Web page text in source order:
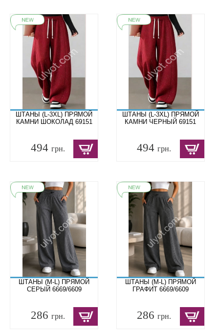
ШТАНЫ (L-3XL) ПРЯМОЙ
КАМНИ ШОКОЛАД 69151
494 грн.
ШТАНЫ (L-3XL) ПРЯМОЙ
КАМНИ ЧЕРНЫЙ 69151
494грн.
ШТАНЫ (M-L) ПРЯМОЙ
СЕРЫЙ 6669/6609
286 грн.
ШТАНЫ (M-L) ПРЯМОЙ
ГРАФИТ 6669/6609
286грн.